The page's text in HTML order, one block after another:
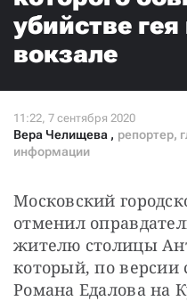
убийстве
вокзале
Вера Челищева , репортер,
информации
Московский
отменил
жителю столицы
который, по версии
Романа Едалова на